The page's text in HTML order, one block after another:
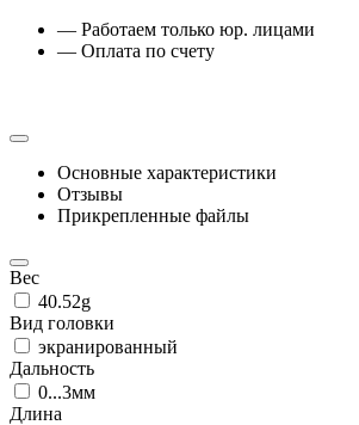
— Работаем только юр. лицами
— Оплата по счету
Основные характеристики
Отзывы
Прикрепленные файлы
Вес
40.52g
Вид головки
экранированный
Дальность
0...3мм
Длина